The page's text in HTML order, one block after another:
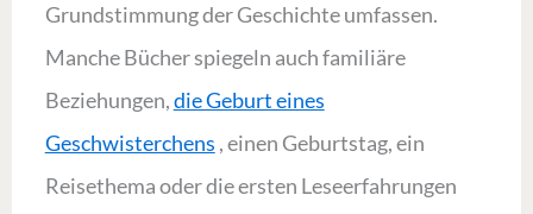
Grundstimmung der Geschichte umfassen.
Manche Bücher spiegeln auch familiäre
Beziehungen,die Geburt eines
Geschwisterchens , einen Geburtstag, ein
Reisethema oder die ersten Leseerfahrungen